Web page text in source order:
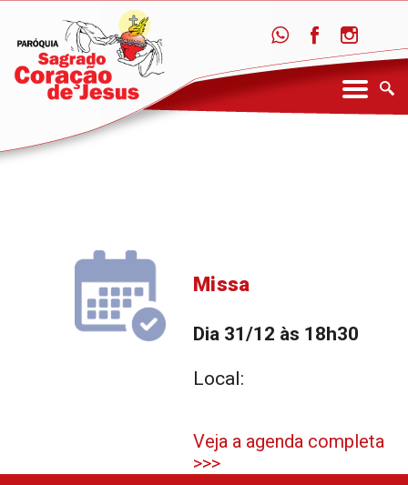
Missa
Dia 31/12 às 18h30
Local:
Veja a agenda completa
>>>